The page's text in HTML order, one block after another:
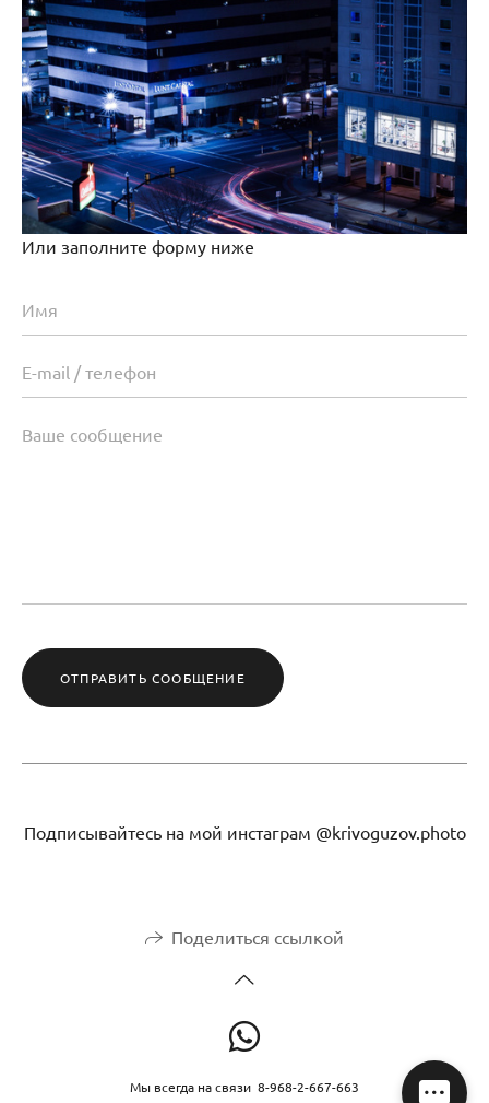
Или заполните форму ниже
ОТПРАВИТЬ СООБЩЕНИЕ
Подписывайтесь на мой инстаграм @krivoguzov.photo
Поделиться ссылкой
Мы всегда на связи 8-968-2-667-663